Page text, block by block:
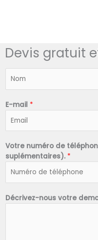
Devis gratuit
*
E-mail *
Votre numéro de
suplémentaires). *
Décrivez-nous votre